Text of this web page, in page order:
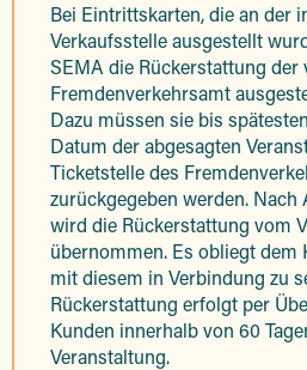
Bei Eintrittskarten, die an der
Verkaufsstelle ausgestellt
SEMA die Rückerstattung der
Fremdenverkehrsamt
Dazu müssen sie bis
Datum der abgesagten
Ticketstelle des
zurückgegeben werden. Nach
wird die Rückerstattung vom
übernommen. Es obliegt dem
mit diesem in Verbindung zu
Rückerstattung erfolgt per
Kunden innerhalb von 60
Veranstaltung.